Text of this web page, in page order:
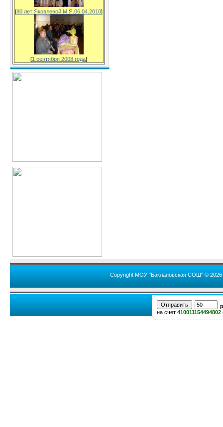
[80 лет Яковлевой М.Я.06.04.2010]
[1 сентября 2008 года]
Copyright МОУ "Баклановская СОШ" ©
на счет 410011154494802